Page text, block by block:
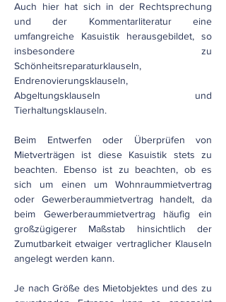
Auch hier hat sich in der Rechtsprechung
und der Kommentarliteratur eine
umfangreiche Kasuistik herausgebildet, so
insbesondere zu
Schönheitsreparaturklauseln,
Endrenovierungsklauseln,
Abgeltungsklauseln und
Tierhaltungsklauseln.
Beim Entwerfen oder Überprüfen von
Mietverträgen ist diese Kasuistik stets zu
beachten. Ebenso ist zu beachten, ob es
sich um einen um Wohnraummietvertrag
oder Gewerberaummietvertrag handelt, da
beim Gewerberaummietvertrag häufig ein
großzügigerer Maßstab hinsichtlich der
Zumutbarkeit etwaiger vertraglicher Klauseln
angelegt werden kann.
Je nach Größe des Mietobjektes und des zu